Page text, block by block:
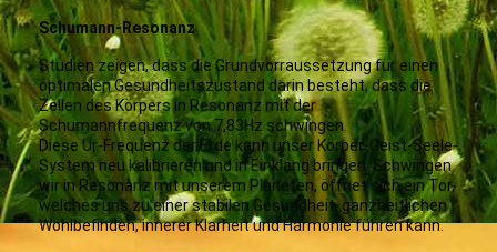
Schumann-Resonanz
Studien zeigen, dass die Grundvorraussetzung für einen
optimalen Gesundheitszustand darin besteht, dass die
Zellen des Körpers in Resonanz mit der
Schumannfrequenz von 7,83Hz schwingen.
Diese Ur-Frequenz der Erde kann unser Körper-Geist-Seele-
System neu kalibrieren und in Einklang bringen. Schwingen
wir in Resonanz mit unserem Planeten, öffnet sich ein Tor,
welches uns zu einer stabilen Gesundheit, ganzheitlichen
Wohlbefinden, innerer Klarheit und Harmonie führen kann.